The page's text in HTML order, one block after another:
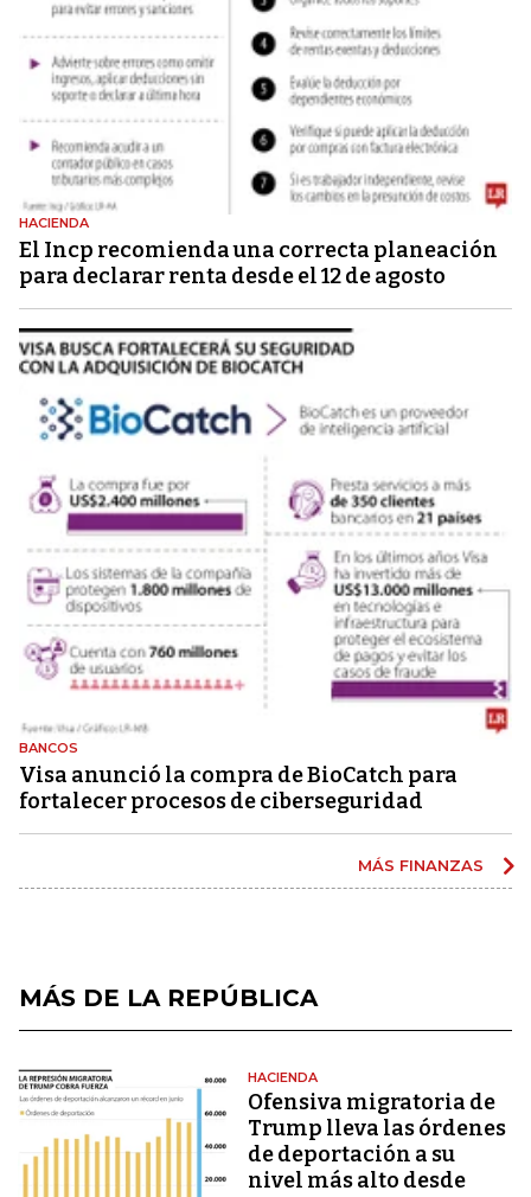
HACIENDA
El Incp recomienda una correcta planeación
para declarar renta desde el 12 de agosto
BANCOS
Visa anunció la compra de BioCatch para
fortalecer procesos de ciberseguridad
MÁS FINANZAS
MÁS DE LA REPÚBLICA
HACIENDA
Ofensiva migratoria de
Trump lleva las órdenes
de deportación a su
nivel más alto desde